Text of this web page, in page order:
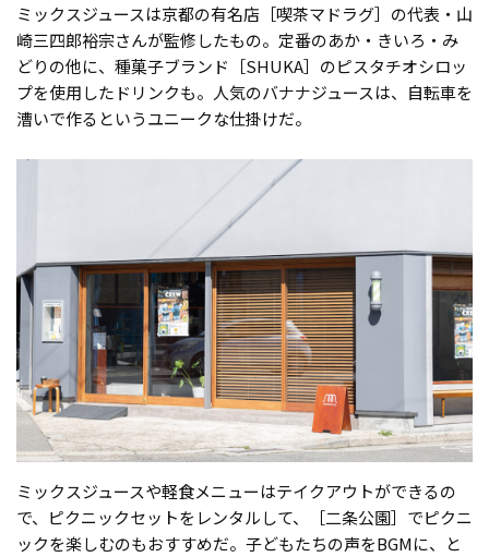
ミックスジュースは京都の有名店［喫茶マドラグ］の代表・山
崎三四郎裕宗さんが監修したもの。定番のあか・きいろ・み
どりの他に、種菓子ブランド［SHUKA］のピスタチオシロッ
プを使用したドリンクも。人気のバナナジュースは、自転車を
漕いで作るというユニークな仕掛けだ。
ミックスジュースや軽食メニューはテイクアウトができるの
で、ピクニックセットをレンタルして、［二条公園］でピクニ
ックを楽しむのもおすすめだ。子どもたちの声をBGMに、と